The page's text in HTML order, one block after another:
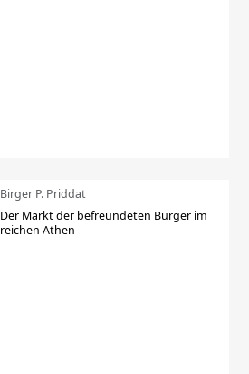
Birger P. Priddat
Der Markt der befreundeten Bürger im
reichen Athen